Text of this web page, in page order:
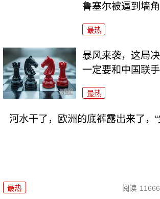
鲁塞尔被逼到墙角
最热
暴风来袭，这局
一定要和中国联手
最热
河水干了，欧洲的底裤露出来了，“
最热 阅读 11666